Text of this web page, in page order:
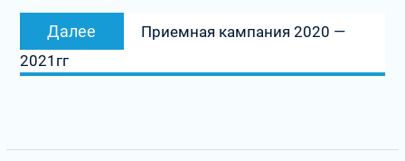
Далее
запись:
Приемная кампания 2020 —
2021гг